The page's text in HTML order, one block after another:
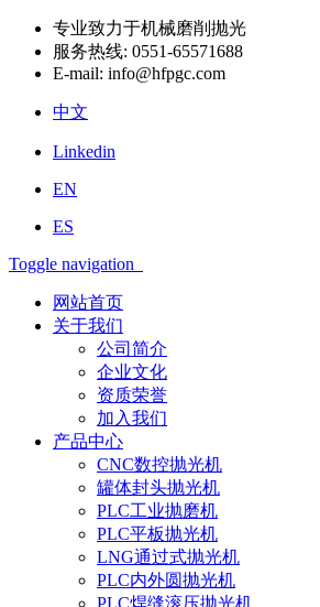
专业致力于机械磨削抛光
服务热线: 0551-65571688
E-mail: info@hfpgc.com
中文
Linkedin
EN
ES
Toggle navigation
网站首页
关于我们
公司简介
企业文化
资质荣誉
加入我们
产品中心
CNC数控抛光机
罐体封头抛光机
PLC工业抛磨机
PLC平板抛光机
LNG通过式抛光机
PLC内外圆抛光机
PLC焊缝滚压抛光机